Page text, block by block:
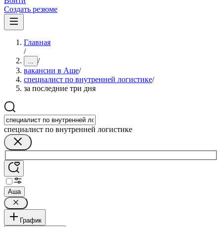
Создать резюме
Главная
/
... /
вакансии в Аше/
специалист по внутренней логистике/
за последние три дня
специалист по внутренней логистике
Аша
График